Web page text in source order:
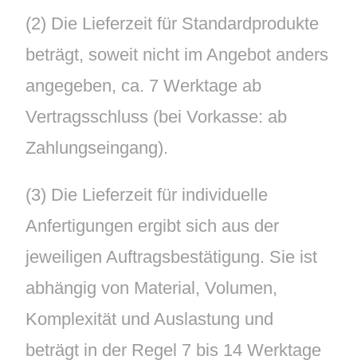
(2) Die Lieferzeit für Standardprodukte
beträgt, soweit nicht im Angebot anders
angegeben, ca. 7 Werktage ab
Vertragsschluss (bei Vorkasse: ab
Zahlungseingang).
(3) Die Lieferzeit für individuelle
Anfertigungen ergibt sich aus der
jeweiligen Auftragsbestätigung. Sie ist
abhängig von Material, Volumen,
Komplexität und Auslastung und
beträgt in der Regel 7 bis 14 Werktage